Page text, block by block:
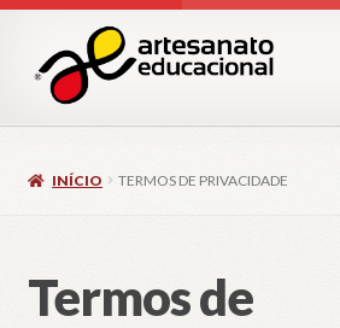
para
navegação
para
conteúdo
INÍCIO TERMOS DE PRIVACIDADE
Termos de